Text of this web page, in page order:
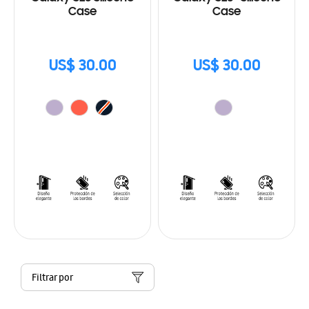
Case
US$ 30.00
Case
US$ 30.00
Filtrar por